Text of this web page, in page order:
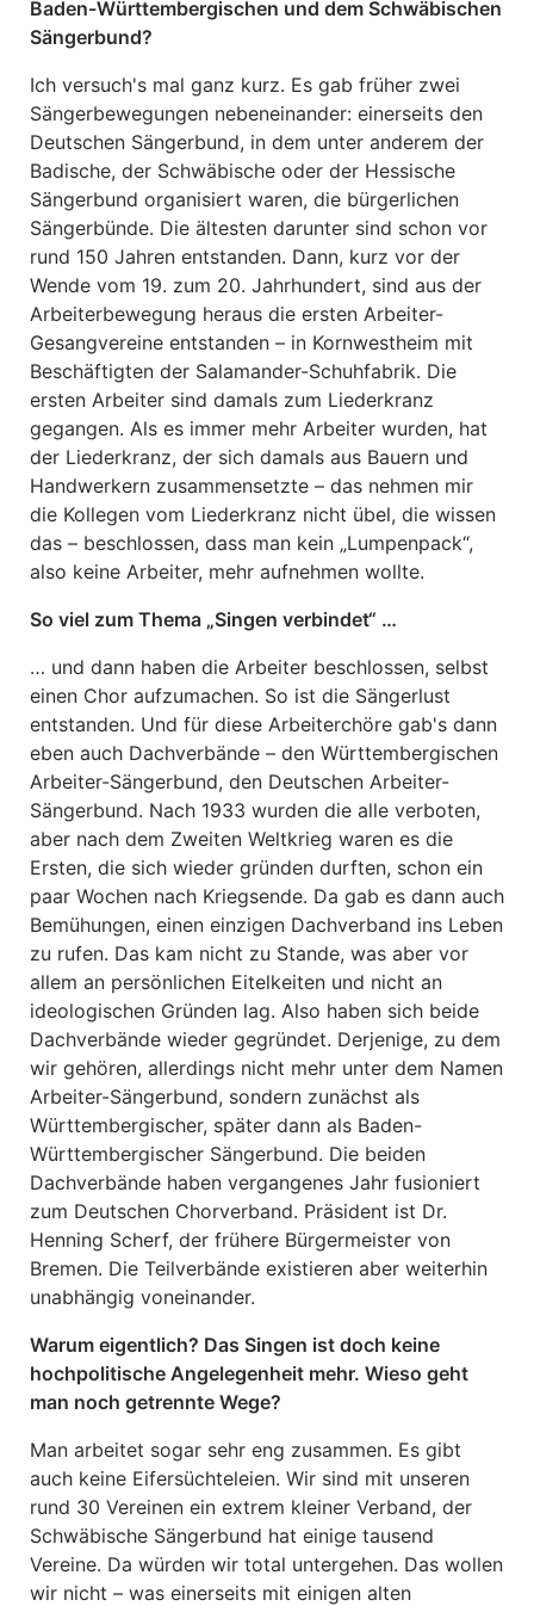
Baden-Württembergischen und dem Schwäbischen
Sängerbund?
Ich versuch's mal ganz kurz. Es gab früher zwei
Sängerbewegungen nebeneinander: einerseits den
Deutschen Sängerbund, in dem unter anderem der
Badische, der Schwäbische oder der Hessische
Sängerbund organisiert waren, die bürgerlichen
Sängerbünde. Die ältesten darunter sind schon vor
rund 150 Jahren entstanden. Dann, kurz vor der
Wende vom 19. zum 20. Jahrhundert, sind aus der
Arbeiterbewegung heraus die ersten Arbeiter-
Gesangvereine entstanden – in Kornwestheim mit
Beschäftigten der Salamander-Schuhfabrik. Die
ersten Arbeiter sind damals zum Liederkranz
gegangen. Als es immer mehr Arbeiter wurden, hat
der Liederkranz, der sich damals aus Bauern und
Handwerkern zusammensetzte – das nehmen mir
die Kollegen vom Liederkranz nicht übel, die wissen
das – beschlossen, dass man kein „Lumpenpack“,
also keine Arbeiter, mehr aufnehmen wollte.
So viel zum Thema „Singen verbindet“ …
… und dann haben die Arbeiter beschlossen, selbst
einen Chor aufzumachen. So ist die Sängerlust
entstanden. Und für diese Arbeiterchöre gab's dann
eben auch Dachverbände – den Württembergischen
Arbeiter-Sängerbund, den Deutschen Arbeiter-
Sängerbund. Nach 1933 wurden die alle verboten,
aber nach dem Zweiten Weltkrieg waren es die
Ersten, die sich wieder gründen durften, schon ein
paar Wochen nach Kriegsende. Da gab es dann auch
Bemühungen, einen einzigen Dachverband ins Leben
zu rufen. Das kam nicht zu Stande, was aber vor
allem an persönlichen Eitelkeiten und nicht an
ideologischen Gründen lag. Also haben sich beide
Dachverbände wieder gegründet. Derjenige, zu dem
wir gehören, allerdings nicht mehr unter dem Namen
Arbeiter-Sängerbund, sondern zunächst als
Württembergischer, später dann als Baden-
Württembergischer Sängerbund. Die beiden
Dachverbände haben vergangenes Jahr fusioniert
zum Deutschen Chorverband. Präsident ist Dr.
Henning Scherf, der frühere Bürgermeister von
Bremen. Die Teilverbände existieren aber weiterhin
unabhängig voneinander.
Warum eigentlich? Das Singen ist doch keine
hochpolitische Angelegenheit mehr. Wieso geht
man noch getrennte Wege?
Man arbeitet sogar sehr eng zusammen. Es gibt
auch keine Eifersüchteleien. Wir sind mit unseren
rund 30 Vereinen ein extrem kleiner Verband, der
Schwäbische Sängerbund hat einige tausend
Vereine. Da würden wir total untergehen. Das wollen
wir nicht – was einerseits mit einigen alten